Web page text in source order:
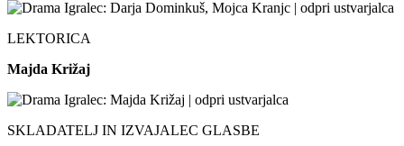
LEKTORICA
Majda Križaj
SKLADATELJ IN IZVAJALEC GLASBE